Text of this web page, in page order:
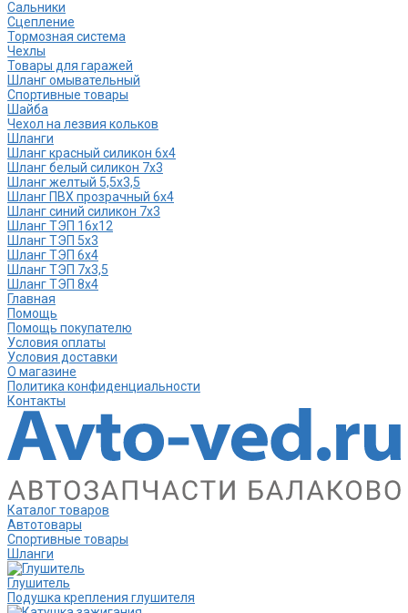
Сальники
Сцепление
Тормозная система
Чехлы
Товары для гаражей
Шланг омывательный
Спортивные товары
Шайба
Чехол на лезвия кольков
Шланги
Шланг красный силикон 6х4
Шланг белый силикон 7х3
Шланг желтый 5,5х3,5
Шланг ПВХ прозрачный 6х4
Шланг синий силикон 7х3
Шланг ТЭП 16х12
Шланг ТЭП 5х3
Шланг ТЭП 6х4
Шланг ТЭП 7х3,5
Шланг ТЭП 8х4
Главная
Помощь
Помощь покупателю
Условия оплаты
Условия доставки
О магазине
Политика конфиденциальности
Контакты
Каталог товаров
Автотовары
Спортивные товары
Шланги
Глушитель
Подушка крепления глушителя